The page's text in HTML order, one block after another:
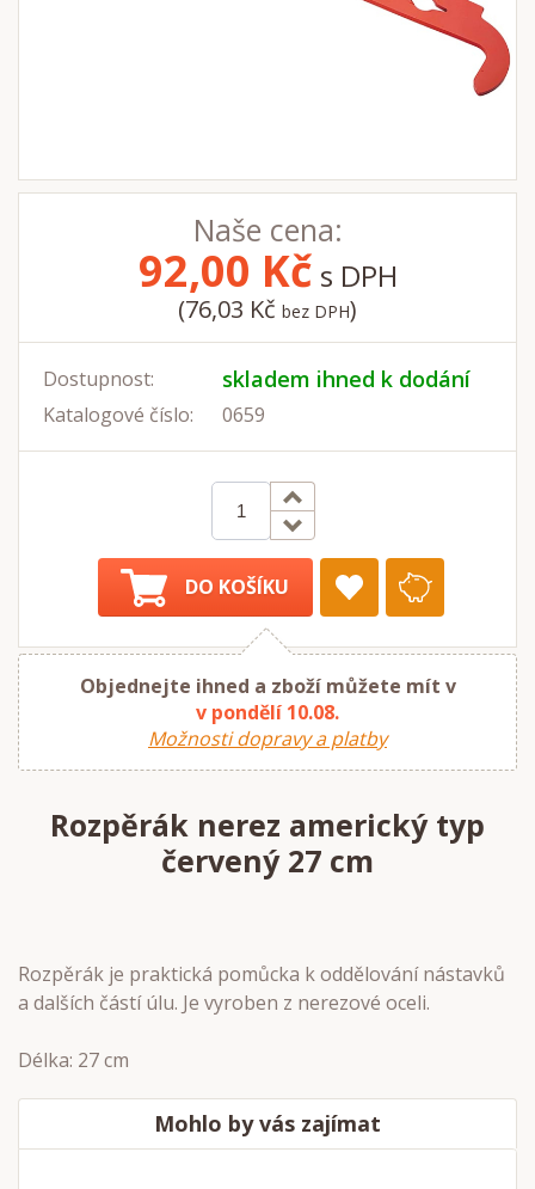
Naše cena:
92,00 Kč s DPH
(76,03 Kč bez DPH)
Dostupnost: skladem ihned k dodání
Katalogové číslo: 0659
DO KOŠÍKU
Objednejte ihned a zboží můžete mít v
v pondělí 10.08.
Možnosti dopravy a platby
Rozpěrák nerez americký typ
červený 27 cm
Rozpěrák je praktická pomůcka k oddělování nástavků
a dalších částí úlu. Je vyroben z nerezové oceli.
Délka: 27 cm
Mohlo by vás zajímat